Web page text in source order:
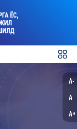
A-
A
A+